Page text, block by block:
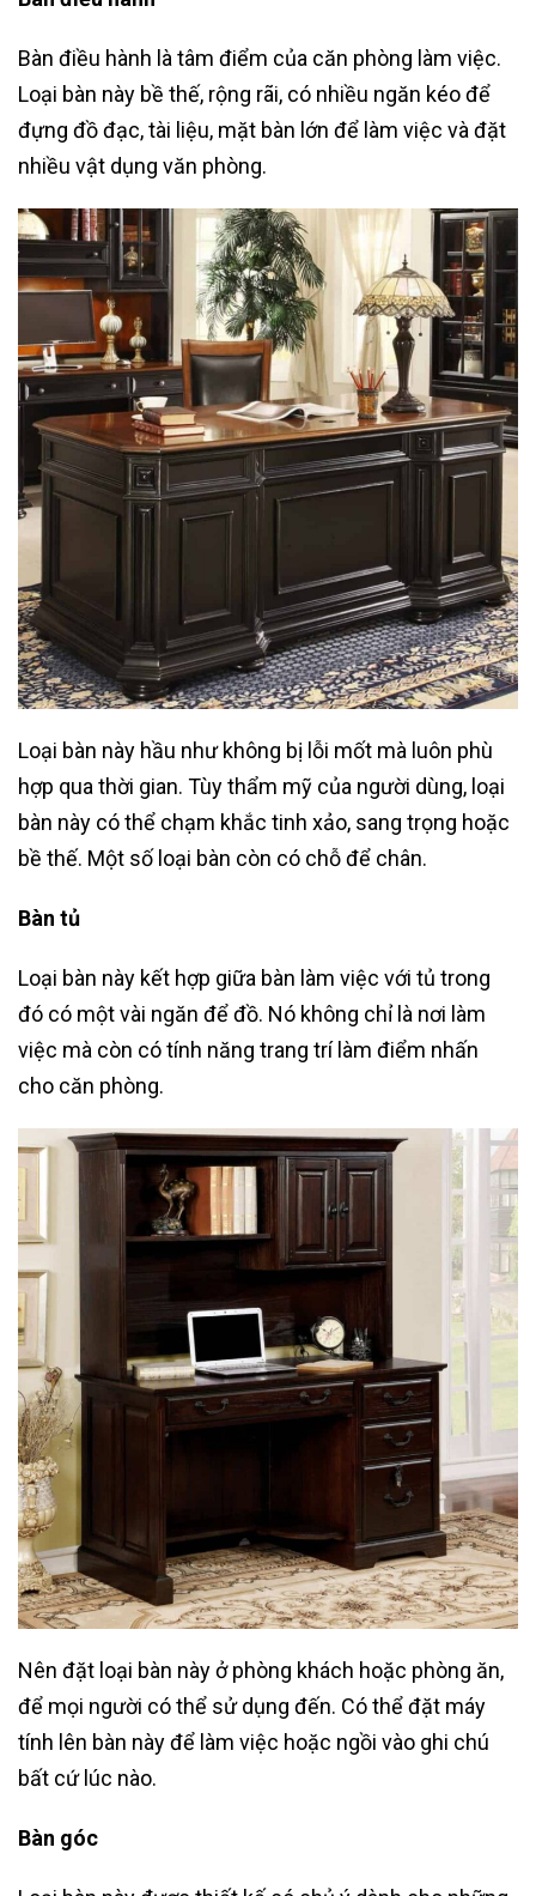
Bàn điều hành là tâm điểm của căn phòng làm việc.
Loại bàn này bề thế, rộng rãi, có nhiều ngăn kéo để
đựng đồ đạc, tài liệu, mặt bàn lớn để làm việc và đặt
nhiều vật dụng văn phòng.
Loại bàn này hầu như không bị lỗi mốt mà luôn phù
hợp qua thời gian. Tùy thẩm mỹ của người dùng, loại
bàn này có thể chạm khắc tinh xảo, sang trọng hoặc
bề thế. Một số loại bàn còn có chỗ để chân.
Bàn tủ
Loại bàn này kết hợp giữa bàn làm việc với tủ trong
đó có một vài ngăn để đồ. Nó không chỉ là nơi làm
việc mà còn có tính năng trang trí làm điểm nhấn
cho căn phòng.
Nên đặt loại bàn này ở phòng khách hoặc phòng ăn,
để mọi người có thể sử dụng đến. Có thể đặt máy
tính lên bàn này để làm việc hoặc ngồi vào ghi chú
bất cứ lúc nào.
Bàn góc